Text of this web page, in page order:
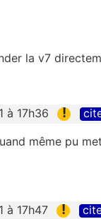
la v7
à 17h36 !
même pu
à 17h47 !